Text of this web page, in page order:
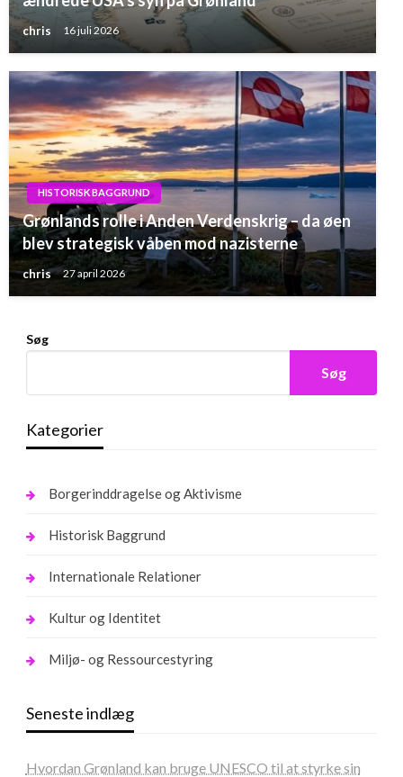
chris 16 juli 2026
HISTORISK BAGGRUND
Grønlands rolle i Anden Verdenskrig – da øen
blev strategisk våben mod nazisterne
chris 27 april 2026
Søg
Søg
Kategorier
Borgerinddragelse og Aktivisme
Historisk Baggrund
Internationale Relationer
Kultur og Identitet
Miljø- og Ressourcestyring
Seneste indlæg
Hvordan Grønland kan bruge UNESCO til at styrke sin